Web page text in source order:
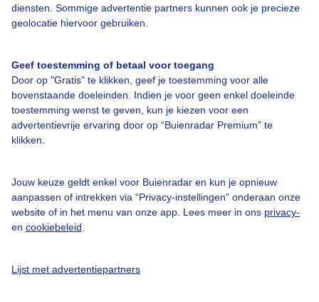
diensten. Sommige advertentie partners kunnen ook je precieze
geolocatie hiervoor gebruiken.
Geef toestemming of betaal voor toegang
Door op "Gratis" te klikken, geef je toestemming voor alle
bovenstaande doeleinden. Indien je voor geen enkel doeleinde
toestemming wenst te geven, kun je kiezen voor een
advertentievrije ervaring door op “Buienradar Premium” te
klikken.
Jouw keuze geldt enkel voor Buienradar en kun je opnieuw
aanpassen of intrekken via “Privacy-instellingen” onderaan onze
website of in het menu van onze app. Lees meer in ons privacy-
en cookiebeleid
Lijst met advertentiepartners
Bedrijfsgegevens
Contact
Toegankelijkheid
Gebruikersvoorwaarden
Adverteren
Privacy beleid
Cookie beleid